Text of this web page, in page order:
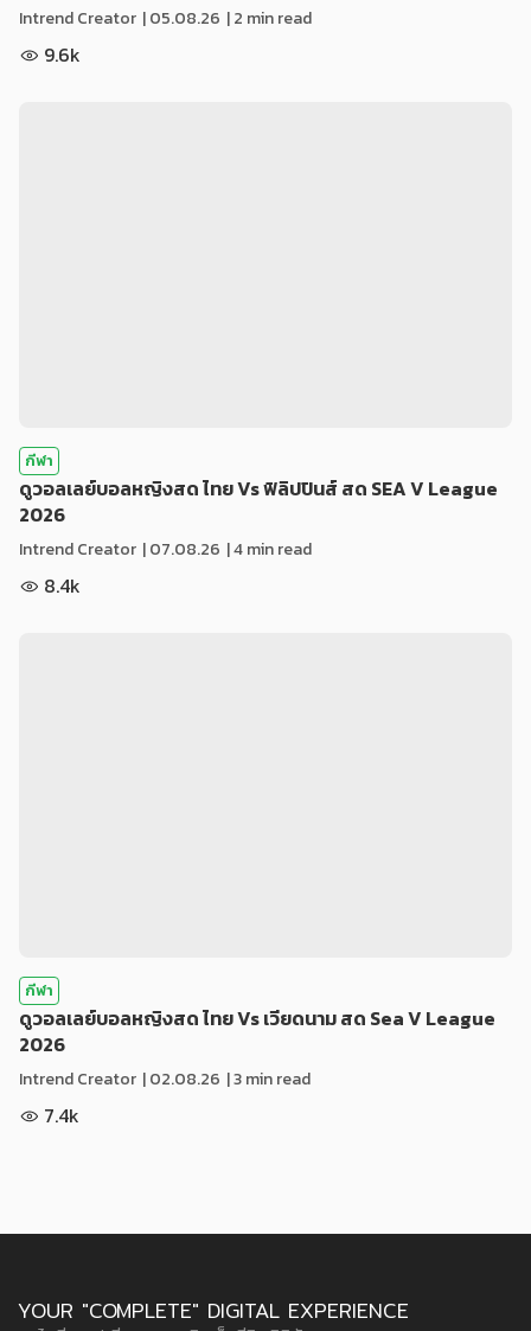
Intrend Creator |05.08.26 | 2 min read
9.6k
กีฬา
ดูวอลเลย์บอลหญิงสด ไทย Vs ฟิลิปปินส์ สด SEA V League
2026
Intrend Creator |07.08.26 | 4 min read
8.4k
กีฬา
ดูวอลเลย์บอลหญิงสด ไทย Vs เวียดนาม สด Sea V League
2026
Intrend Creator |02.08.26 | 3 min read
7.4k
YOUR "COMPLETE" DIGITAL EXPERIENCE